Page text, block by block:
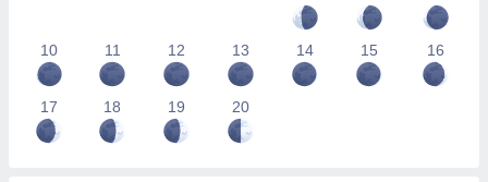
10 11 12 13 14 15 16
17 18 19 20